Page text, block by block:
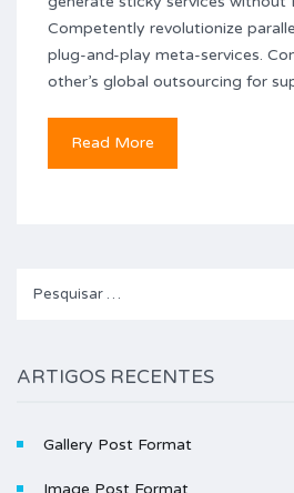
Competently revolutionize
plug-and-play meta-services.
other’s global outsourcing for
Read More
ARTIGOS RECENTES
Gallery Post Format
Image Post Format